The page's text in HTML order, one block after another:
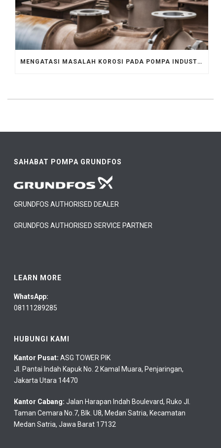
MENGATASI MASALAH KOROSI PADA POMPA INDUSTRI, CEK DI SINI!
SAHABAT POMPA GRUNDFOS
GRUNDFOS AUTHORISED DEALER
GRUNDFOS AUTHORISED SERVICE PARTNER
LEARN MORE
WhatsApp:
08111289285
HUBUNGI KAMI
Kantor Pusat:ASG TOWER PIK
Jl. Pantai Indah Kapuk No. 2 Kamal Muara, Penjaringan,
Jakarta Utara 14470
Kantor Cabang:Jalan Harapan Indah Boulevard, Ruko Jl.
Taman Cemara No.7, Blk. U8, Medan Satria, Kecamatan
Medan Satria, Jawa Barat 17132